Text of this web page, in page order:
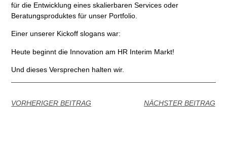
für die Entwicklung eines skalierbaren Services oder
Beratungsproduktes für unser Portfolio.
Einer unserer Kickoff slogans war:
Heute beginnt die Innovation am HR Interim Markt!
Und dieses Versprechen halten wir.
VORHERIGER BEITRAG NÄCHSTER BEITRAG